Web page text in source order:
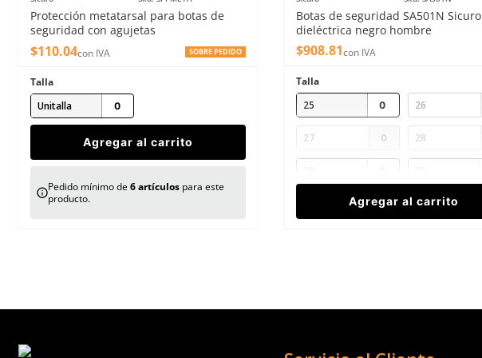
Enviar comentario
Protección metatarsal para botas de
seguridad con agujetas
$110.04con IVA SOBRE PEDIDO
Talla
Unitalla
Agregar al carrito
Pedido mínimo de 6artículos para este
producto.
Botas de seguridad SA501N Sicuro
dieléctrica negro hombre
$908.81con IVA
Talla
25
26
27 28
Agregar al carrito